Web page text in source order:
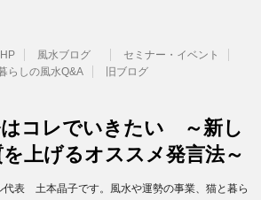
風水ブログ
セミナー・イベント
らしの風水Q&A
旧ブログ
はコレでいきたい ～新し
上げるオススメ発言法～
代表 土本晶子です。風水や運勢の事業、猫と暮ら